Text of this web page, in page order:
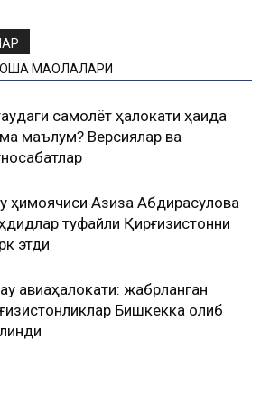
МАҚОЛАЛАРИ
самолёт ҳалокати ҳақида
маълум? Версиялар ва
ҳимоячиси Азиза Абдирасулова
туфайли Қирғизистонни
этди
авиаҳалокати: жабрланган
Бишкекка олиб